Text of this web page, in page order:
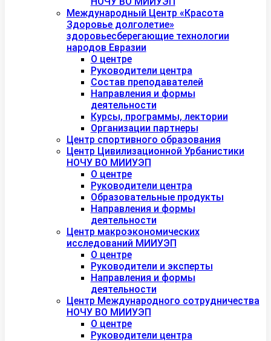
Международный Центр «Красота
Здоровье долголетие»
здоровьесберегающие технологии
народов Евразии
О центре
Руководители центра
Состав преподавателей
Направления и формы
деятельности
Курсы, программы, лектории
Организации партнеры
Центр спортивного образования
Центр Цивилизационной Урбанистики
НОЧУ ВО МИИУЭП
О центре
Руководители центра
Образовательные продукты
Направления и формы
деятельности
Центр макроэкономических
исследований МИИУЭП
О центре
Руководители и эксперты
Направления и формы
деятельности
Центр Международного сотрудничества
НОЧУ ВО МИИУЭП
О центре
Руководители центра